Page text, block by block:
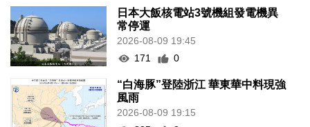
日本大飯核電站3號機組發電機異
常停運
2026-08-09 19:45
171
0
“白海豚”登陸浙江 華東華中料現強
風雨
2026-08-09 19:15